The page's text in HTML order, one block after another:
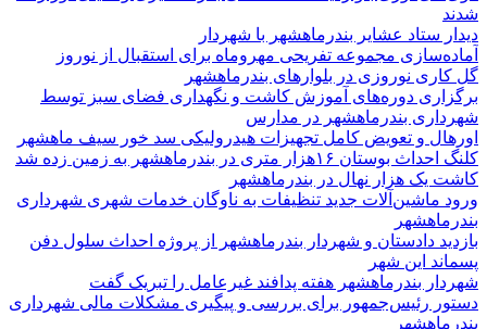
شدند
دیدار ستاد عشایر بندرماهشهر با شهردار
آماده‌سازی مجموعه تفریحی مهروماه برای استقبال از نوروز
گل کاری نوروزی در بلوارهای بندرماهشهر
برگزاری دوره‌های آموزش کاشت و نگهداری فضای سبز توسط
شهرداری بندرماهشهر در مدارس
اورهال و تعویض کامل تجهیزات هیدرولیکی سد خور سیف ماهشهر
کلنگ احداث بوستان ۱۶هزار متری در بندرماهشهر به زمین زده شد
کاشت یک هزار نهال در بندرماهشهر
ورود ماشین‌آلات جدید تنظیفات به ناوگان خدمات شهری شهرداری
بندرماهشهر
بازدید دادستان و شهردار بندرماهشهر از پروژه احداث سلول دفن
پسماند این شهر
شهردار بندرماهشهر هفته پدافند غیرعامل را تبریک گفت
دستور رئیس‌جمهور برای بررسی و پیگیری مشکلات مالی شهرداری
بندرماهشهر